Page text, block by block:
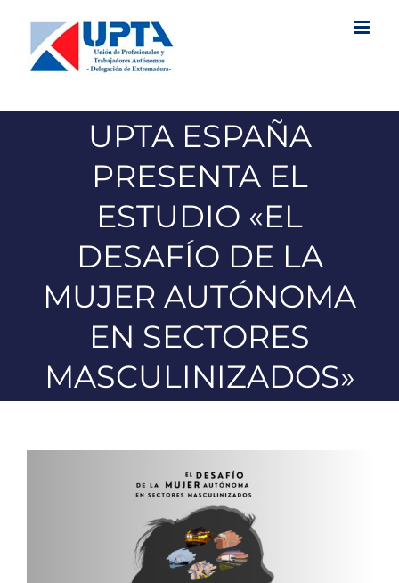
contenido
UPTA ESPAÑA
PRESENTA EL
ESTUDIO «EL
DESAFÍO DE LA
MUJER AUTÓNOMA
EN SECTORES
MASCULINIZADOS»